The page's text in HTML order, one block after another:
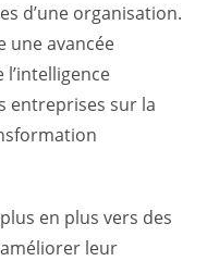
d’une organisation.
une avancée
entreprises sur la
en plus vers des
leur